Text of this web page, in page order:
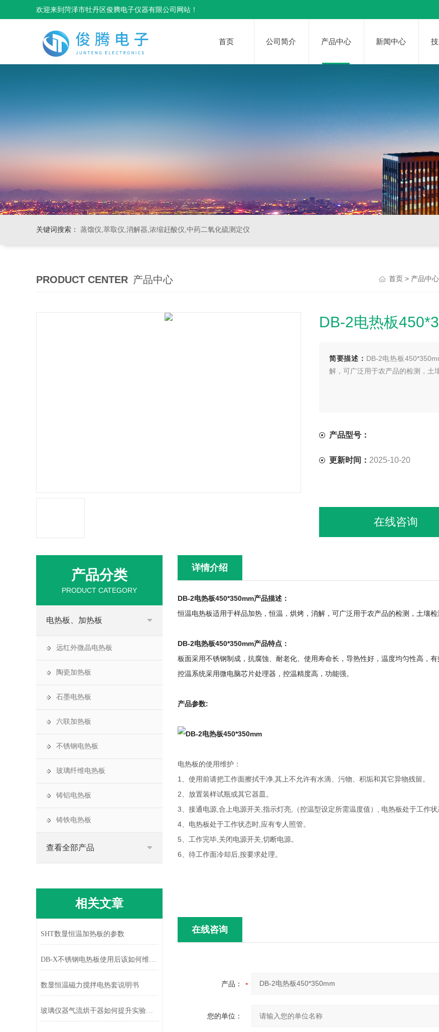
欢迎来到菏泽市牡丹区俊腾电子仪器有限公司网站！
首页 公司简介 产品中心 新闻中心
关键词搜索： 蒸馏仪,萃取仪,消解器,浓缩赶酸仪,中药二氧化硫测定仪
PRODUCT CENTER 产品中心 首页 > 产品中心
DB-2电热板
简要描述： DB-2电热板
解，可广泛用于农产品的检测，土
产品型号：
更新时间： 2025-10-20
在线咨询
详情介绍
DB-2电热板450*350mm产品描述：
恒温电热板适用于样品加热，恒温，烘烤，消解，可广泛用于农产品的检测，土壤
DB-2电热板450*350mm产品特点：
板面采用不锈钢制成，抗腐蚀、耐老化、使用寿命长，导热性好，温度均匀性高，
控温系统采用微电脑芯片处理器，控温精度高，功能强。
产品参数:
电热板的使用维护：
1、使用前请把工作面擦拭干净,其上不允许有水滴、污物、积垢和其它异物残留。
2、放置装样试瓶或其它器皿。
3、接通电源,合上电源开关,指示灯亮,（控温型设定所需温度值）, 电热板处于工作状
4、电热板处于工作状态时,应有专人照管。
5、工作完毕,关闭电源开关,切断电源。
6、待工作面冷却后,按要求处理。
在线咨询
产品：
您的单位：
产品分类
PRODUCT CATEGORY
电热板、加热板
远红外微晶电热板
陶瓷加热板
石墨电热板
六联加热板
不锈钢电热板
玻璃纤维电热板
铸铝电热板
铸铁电热板
查看全部产品
相关文章
SHT数显恒温加热板的参数
DB-X不锈钢电热板使用后该如何维护？
数显恒温磁力搅拌电热套说明书
玻璃仪器气流烘干器如何提升实验效率